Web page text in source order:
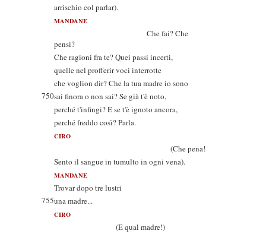
arrischio col parlar).
MANDANE
Che fai? Che
pensi?
Che ragioni fra te? Quei passi incerti,
quelle nel profferir voci interrotte
che voglion dir? Che la tua madre io sono
750sai finora o non sai? Se già t'è noto,
perché t'infingi? E se t'è ignoto ancora,
perché freddo così? Parla.
CIRO
(Che pena!
Sento il sangue in tumulto in ogni vena).
MANDANE
Trovar dopo tre lustri
755una madre...
CIRO
(E qual madre!)